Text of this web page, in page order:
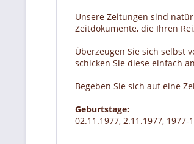
Unsere Zeitungen sind
Zeitdokumente, die Ihren
Überzeugen Sie sich selbst
schicken Sie diese einfach
Begeben Sie sich auf eine
Geburtstage:
02.11.1977, 2.11.1977, 1977-